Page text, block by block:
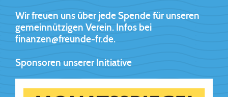
Wir freuen uns über jede Spende für unseren
gemeinnützigen Verein. Infos bei
finanzen@freunde-fr.de.
Sponsoren unserer Initiative